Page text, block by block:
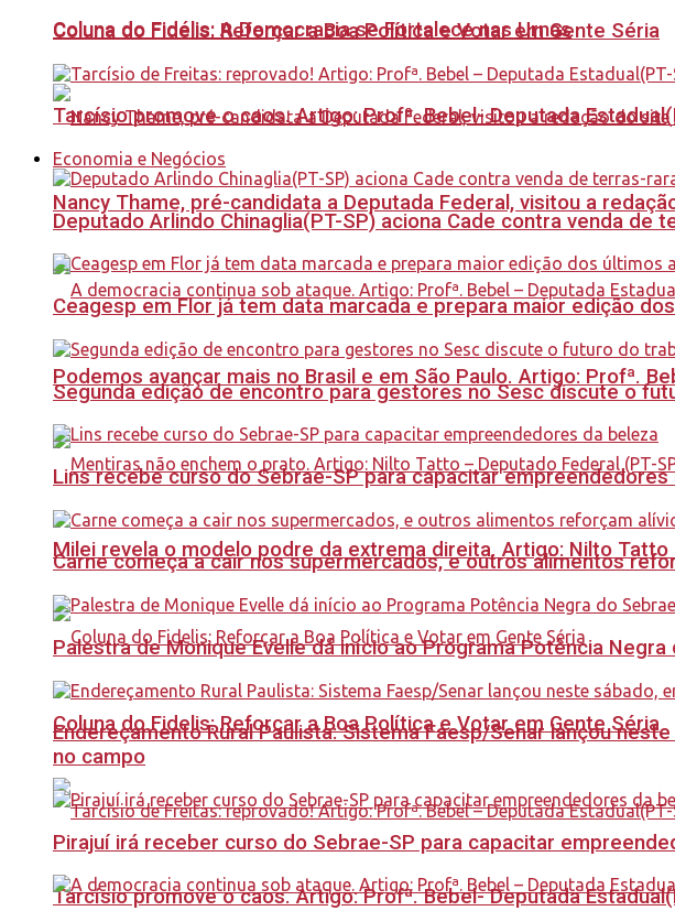
Coluna do Fidélis: A Democracia se Fortalece nas Urnas
Nancy Thame, pré-candidata a Deputada Federal, visitou a
Podemos avançar mais no Brasil e em São Paulo. Artigo: Profª.
Milei revela o modelo podre da extrema direita. Artigo: Nilto Tatto
Coluna do Fidelis: Reforçar a Boa Política e Votar em Gente Séria
Tarcísio promove o caos. Artigo: Profª. Bebel- Deputada
Coluna do Fidelis: Reforçar a Boa Política e Votar em Gente Séria
Tarcísio promove o caos. Artigo: Profª. Bebel- Deputada
Economia e Negócios
Deputado Arlindo Chinaglia(PT-SP) aciona Cade contra venda de
Ceagesp em Flor já tem data marcada e prepara maior edição
Segunda edição de encontro para gestores no Sesc discute o
Lins recebe curso do Sebrae-SP para capacitar empreendedores
Carne começa a cair nos supermercados, e outros alimentos
Palestra de Monique Evelle dá início ao Programa Potência Negra
Endereçamento Rural Paulista: Sistema Faesp/Senar lançou
no campo
Pirajuí irá receber curso do Sebrae-SP para capacitar